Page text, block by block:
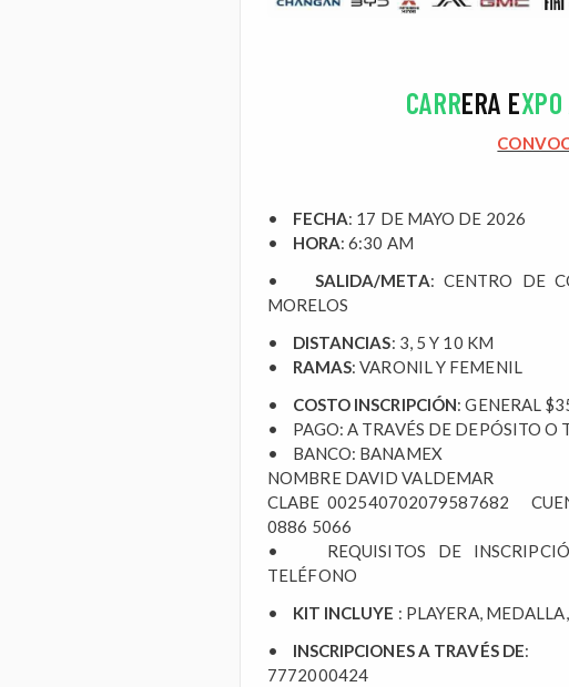
CARRERA E
• FECHA: 17 DE MAYO DE 2026
• HORA: 6:30 AM
• SALIDA/META: CENTRO DE
MORELOS
• DISTANCIAS: 3, 5 Y 10 KM
• RAMAS: VARONIL Y FEMENIL
• COSTO INSCRIPCIÓN: GENERAL
• PAGO: A TRAVÉS DE DEPÓSITO O
• BANCO: BANAMEX
NOMBRE DAVID VALDEMAR
CLABE 002540702079587682
0886 5066
• REQUISITOS DE
TELÉFONO
• KIT INCLUYE : PLAYERA,
• INSCRIPCIONES A TRAVÉS DE:
7772000424